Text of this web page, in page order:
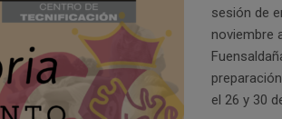
sesión de
noviembre
el 26 y 30